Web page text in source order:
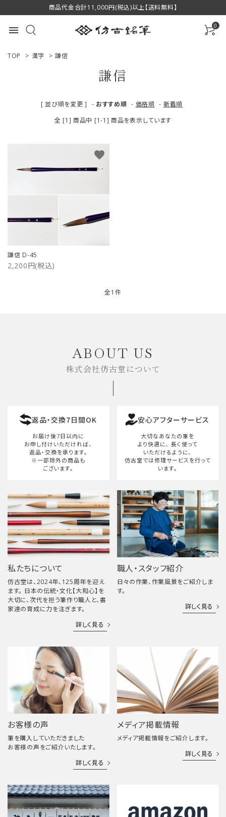
商品代金合計11,000円(税込)以上【送料無料】
menu 0
ACCOUNT MENU
プライバシーポリシー
TOP > 漢字 > 謙信
謙信
[ 並び順を変更 ] - おすすめ順 - 価格順 - 新着順
全 [1] 商品中 [1-1] 商品を表示しています
謙信 D-45
2,200円(税込)
favorite
全1件
検索する
ABOUT US
株式会社仿古堂について
返品・交換7日間OK
お届け後7日以内に
お申し付けいただければ、
返品・交換を承ります。
※一部除外の商品も
ございます。
安心アフターサービス
大切なあなたの筆を
より快適に、 長く使って
いただけるように、
仿古堂では修理サービスを行って
います。
私たちについて
仿古堂は、2024年、125周年を迎え
ます。 日本の伝統・文化【大和心】を
大切に、次代を担う筆作り職人と、書
家達の育成に力を注ぎます。
詳しく見る
職人・スタッフ紹介
日々の作業、作業風景をご紹介しま
す。
詳しく見る
お客様の声
筆を購入していただきました
お客様の声をご紹介いたします。
詳しく見る
メディア掲載情報
メディア掲載情報をご紹介します。
詳しく見る